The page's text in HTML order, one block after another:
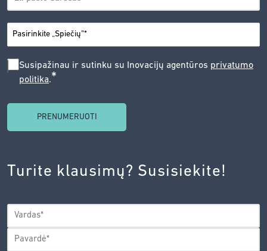
PAŠTAS*
MIESTAS*
SUSIPAŽINAU
SUTINKU
AGENTŪROS
PRIVATUMO
POLITIKA.*
Susipažinau ir sutinku su Inovacijų agentūros privatumo
politika.*
Turite klausimų? Susisiekite!
VARDAS*
Vardas